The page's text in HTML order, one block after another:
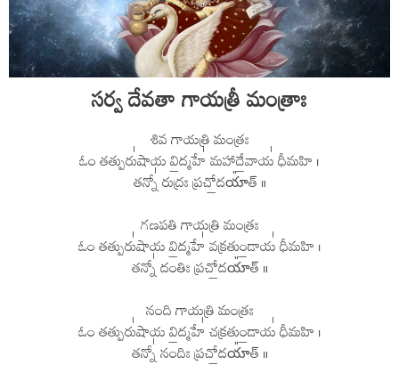
సర్వ దేవతా గాయత్రీ మంత్రాః
శివ గాయత్రి మంత్రః
ఓం తత్పురు॑షాయ వి॒ద్మహే॑ మహాదే॒వాయ॑ ధీమహి ।
తన్నో॑ రుద్రః ప్రచో॒దయా᳚త్ ॥
గణపతి గాయత్రి మంత్రః
ఓం తత్పురు॑షాయ వి॒ద్మహే॑ వక్రతుం॒డాయ॑ ధీమహి ।
తన్నో॑ దంతిః ప్రచో॒దయా᳚త్ ॥
నంది గాయత్రి మంత్రః
ఓం తత్పురు॑షాయ వి॒ద్మహే॑ చక్రతుం॒డాయ॑ ధీమహి ।
తన్నో॑ నందిః ప్రచో॒దయా᳚త్ ॥